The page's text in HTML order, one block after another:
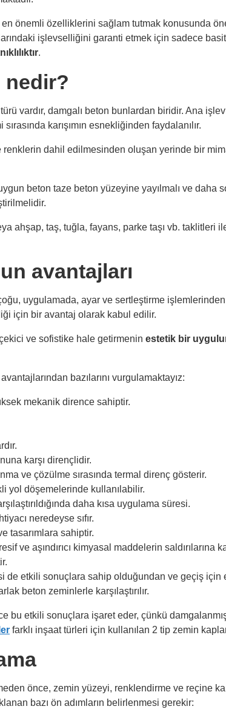
en önemli özelliklerini sağlam tutmak konusunda
işlevselliğini garanti etmek için sadece
.
nedir?
vardır, damgalı beton bunlardan biridir. Ana
karışımın esnekliğinden faydalanılır.
dahil edilmesinden oluşan yerinde bir
beton taze beton yüzeyine yayılmalı ve daha
ahşap, taş, tuğla, fayans, parke taşı vb. taklitleri
avantajları
uygulamada, ayar ve sertleştirme
için bir avantaj olarak kabul edilir.
ve sofistike hale getirmenin estetik bir
bazılarını vurgulamaktayız:
mekanik dirence sahiptir.
karşı dirençlidir.
ve çözülme sırasında termal direnç gösterir.
yol döşemelerinde kullanılabilir.
daha kısa uygulama süresi.
neredeyse sıfır.
tasarımlara sahiptir.
ve aşındırıcı kimyasal maddelerin saldırılarına
de etkili sonuçlara sahip olduğundan ve geçiş için
beton zeminlerle karşılaştırılır.
bu etkili sonuçlara işaret eder, çünkü
farklı inşaat türleri için kullanılan 2 tip zemin
önce, zemin yüzeyi, renklendirme ve reçine
bazı ön adımların belirlenmesi gerekir: